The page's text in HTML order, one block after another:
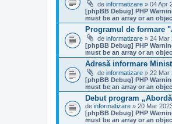
de informatizare » 04 Apr
[phpBB Debug] PHP
must be an array or an
Programul de formare
de informatizare » 24 Mar
[phpBB Debug] PHP
must be an array or an
Adresă informare
de informatizare » 22 Mar
[phpBB Debug] PHP
must be an array or an
Debut program
de informatizare » 20 Mar
[phpBB Debug] PHP
must be an array or an